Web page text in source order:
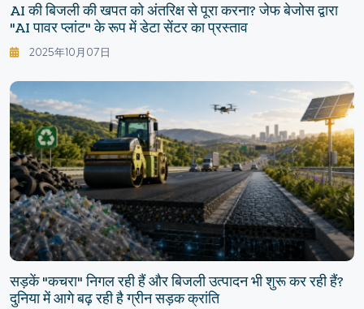
AI की बिजली की खपत को अंतरिक्ष से पूरा करना? जेफ बेजोस द्वारा
"AI पावर प्लांट" के रूप में डेटा सेंटर का प्रस्ताव
2025年10月07日
सड़कें "कचरा" निगल रही हैं और बिजली उत्पादन भी शुरू कर रही हैं?
दुनिया में आगे बढ़ रही है ग्रीन सड़क क्रांति